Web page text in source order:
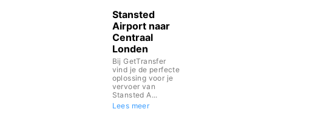
Stansted
Airport naar
Centraal
Londen
Bij GetTransfer
vind je de perfecte
oplossing voor je
vervoer van
Stansted A...
Lees meer